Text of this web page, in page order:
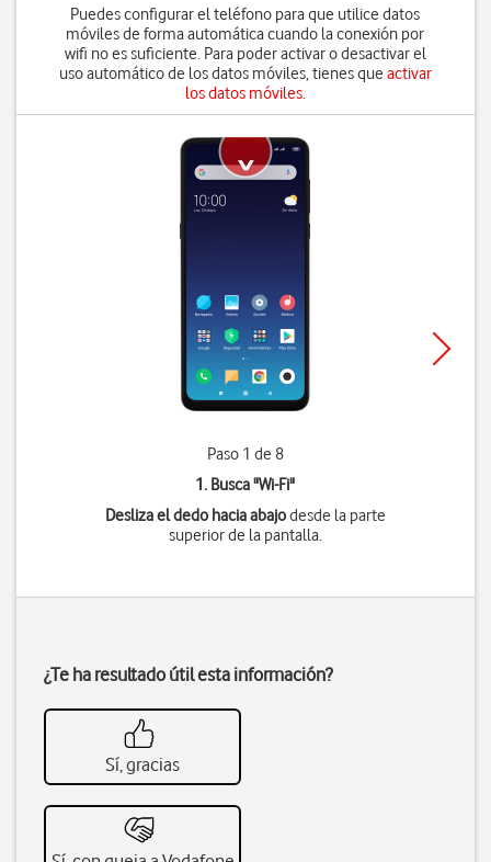
Puedes configurar el teléfono para que utilice datos
móviles de forma automática cuando la conexión por
wifi no es suficiente. Para poder activar o desactivar el
uso automático de los datos móviles, tienes que activar
los datos móviles.
Paso 1 de 8
1. Busca "Wi-Fi"
Desliza el dedo hacia abajodesde la parte
superior de la pantalla.
¿Te ha resultado útil esta información?
Sí, gracias